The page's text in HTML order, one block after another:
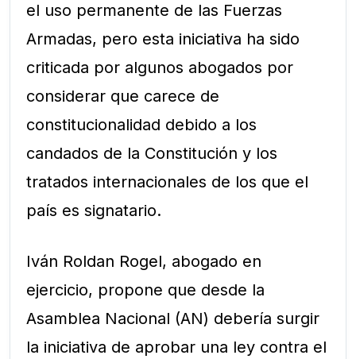
el uso permanente de las Fuerzas
Armadas, pero esta iniciativa ha sido
criticada por algunos abogados por
considerar que carece de
constitucionalidad debido a los
candados de la Constitución y los
tratados internacionales de los que el
país es signatario.
Iván Roldan Rogel, abogado en
ejercicio, propone que desde la
Asamblea Nacional (AN) debería surgir
la iniciativa de aprobar una ley contra el